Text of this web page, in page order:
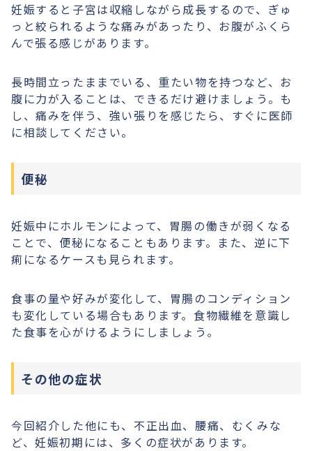
妊娠すると子宮は収縮しながら成長するので、ぎゅ
っと絞られるような痛みがあったり、お腹がふくら
んで張る感じがあります。
長時間立ったままでいる、重たい物を持つなど、お
腹に力が入ることは、できるだけ避けましょう。も
し、痛みを伴う、強い張りを感じたら、すぐに医師
に相談してください。
便秘
妊娠中にホルモンによって、胃腸の働きが弱くなる
ことで、便秘になることもあります。また、逆に下
痢になるケースも見られます。
食事の量や好みが変化して、胃腸のコンディション
も変化している場合もあります。食物繊維を意識し
た食事を心がけるようにしましょう。
その他の症状
今回紹介した他にも、不正出血、腰痛、むくみな
ど、妊娠初期には、多くの症状があります。